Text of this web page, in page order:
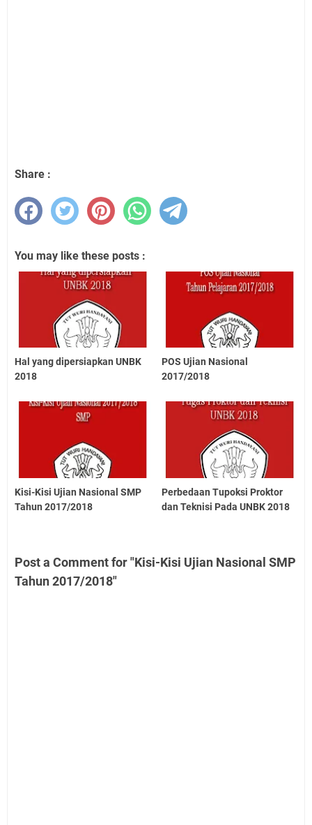
Share :
You may like these posts :
Hal yang dipersiapkan UNBK
2018
POS Ujian Nasional
2017/2018
Kisi-Kisi Ujian Nasional SMP
Tahun 2017/2018
Perbedaan Tupoksi Proktor
dan Teknisi Pada UNBK 2018
Post a Comment for "Kisi-Kisi Ujian Nasional SMP
Tahun 2017/2018"